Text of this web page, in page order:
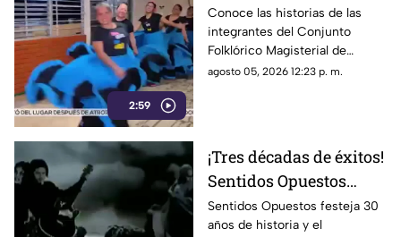
2:59
chiapanecas que
desafían el cansancio
para mantener viva su
pasión por la danza
Conoce las historias de las
integrantes del Conjunto
Folklórico Magisterial de
Chiapas, quienes equilibran la
agosto 05, 2026 12:23 p. m.
¡Tres décadas de éxitos!
Sentidos Opuestos
alista gran gira para
celebrar su trayectoria
Sentidos Opuestos festeja 30
años de historia y el